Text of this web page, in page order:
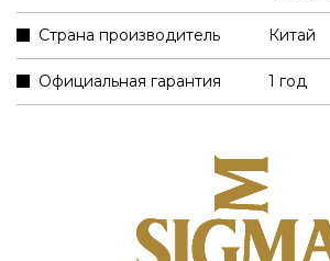
Страна производитель Китай
Официальная гарантия 1 год